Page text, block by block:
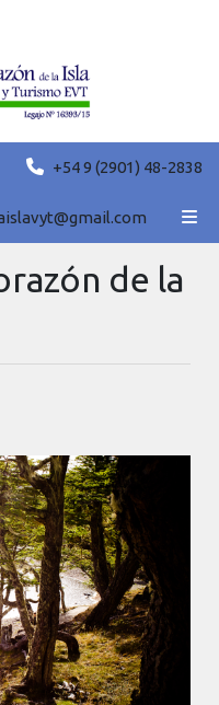
+54 9 (2901) 48-2838
de la